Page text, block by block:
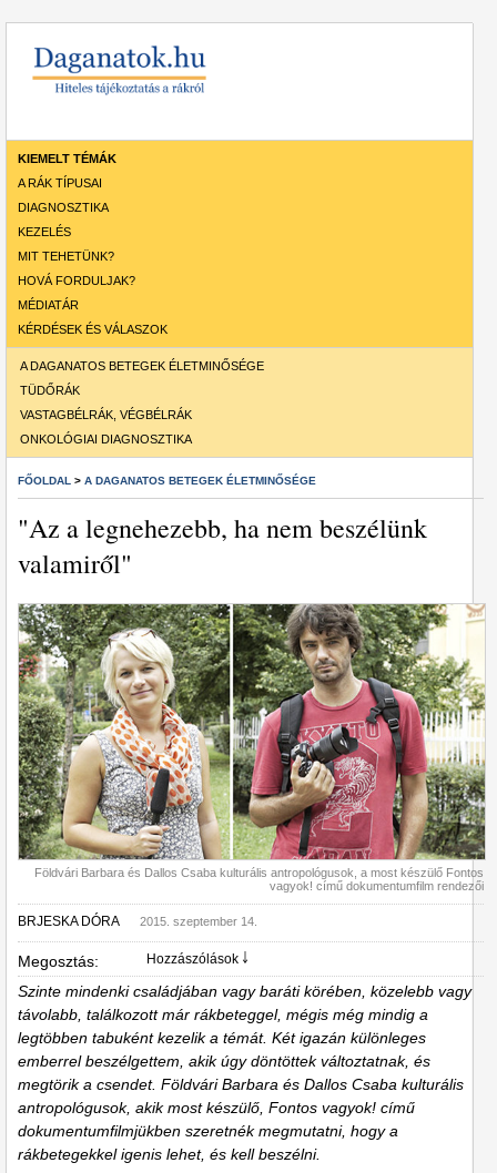
KIEMELT TÉMÁK
A RÁK TÍPUSAI
DIAGNOSZTIKA
KEZELÉS
MIT TEHETÜNK?
HOVÁ FORDULJAK?
MÉDIATÁR
KÉRDÉSEK ÉS VÁLASZOK
A DAGANATOS BETEGEK ÉLETMINŐSÉGE
TÜDŐRÁK
VASTAGBÉLRÁK, VÉGBÉLRÁK
ONKOLÓGIAI DIAGNOSZTIKA
FŐOLDAL > A DAGANATOS BETEGEK ÉLETMINŐSÉGE
"Az a legnehezebb, ha nem beszélünk
valamiről"
Földvári Barbara és Dallos Csaba kulturális antropológusok, a most készülő Fontos
vagyok! című dokumentumfilm rendezői
BRJESKA DÓRA 2015. szeptember 14.
Megosztás: Hozzászólások ￬
Szinte mindenki családjában vagy baráti körében, közelebb vagy
távolabb, találkozott már rákbeteggel, mégis még mindig a
legtöbben tabuként kezelik a témát. Két igazán különleges
emberrel beszélgettem, akik úgy döntöttek változtatnak, és
megtörik a csendet. Földvári Barbara és Dallos Csaba kulturális
antropológusok, akik most készülő, Fontos vagyok! című
dokumentumfilmjükben szeretnék megmutatni, hogy a
rákbetegekkel igenis lehet, és kell beszélni.